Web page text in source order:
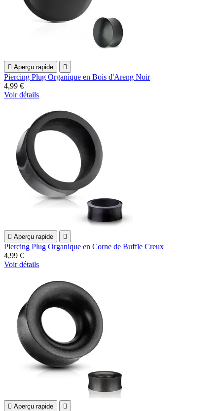
 Aperçu rapide 
Piercing Plug Organique en Bois d'Areng Noir
4,99 €
Voir détails
 Aperçu rapide 
Piercing Plug Organique en Corne de Buffle Creux
4,99 €
Voir détails
 Aperçu rapide 